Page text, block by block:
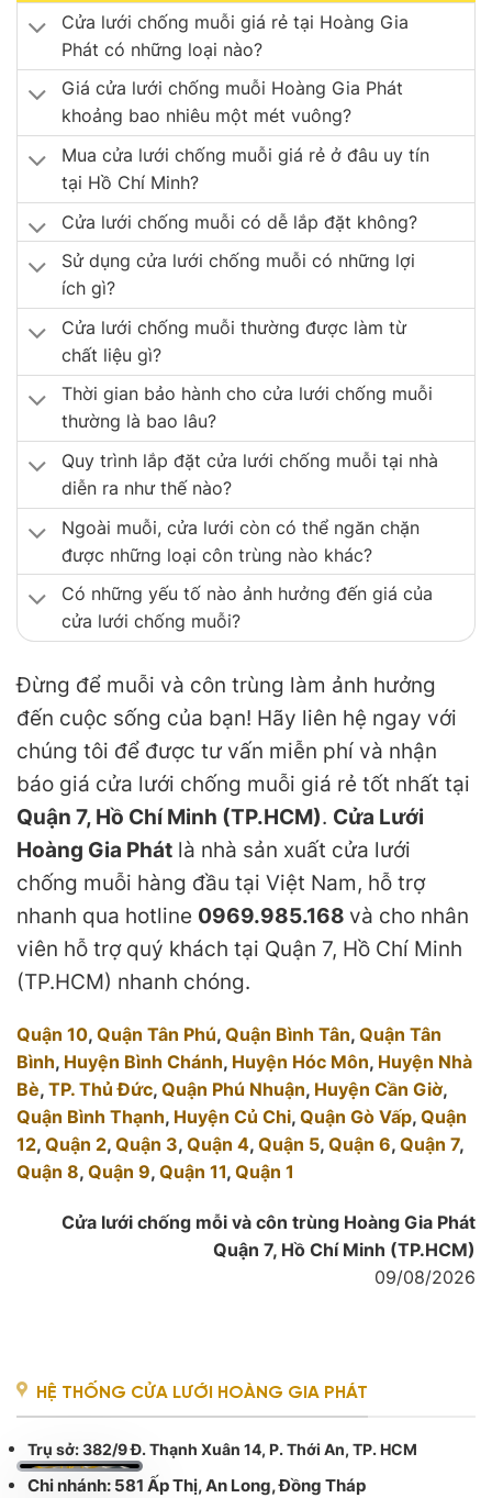
Cửa lưới chống muỗi giá rẻ tại Hoàng Gia
Phát có những loại nào?
Giá cửa lưới chống muỗi Hoàng Gia Phát
khoảng bao nhiêu một mét vuông?
Mua cửa lưới chống muỗi giá rẻ ở đâu uy tín
tại Hồ Chí Minh?
Cửa lưới chống muỗi có dễ lắp đặt không?
Sử dụng cửa lưới chống muỗi có những lợi
ích gì?
Cửa lưới chống muỗi thường được làm từ
chất liệu gì?
Thời gian bảo hành cho cửa lưới chống muỗi
thường là bao lâu?
Quy trình lắp đặt cửa lưới chống muỗi tại nhà
diễn ra như thế nào?
Ngoài muỗi, cửa lưới còn có thể ngăn chặn
được những loại côn trùng nào khác?
Có những yếu tố nào ảnh hưởng đến giá của
cửa lưới chống muỗi?
Đừng để muỗi và côn trùng làm ảnh hưởng
đến cuộc sống của bạn! Hãy liên hệ ngay với
chúng tôi để được tư vấn miễn phí và nhận
báo giá cửa lưới chống muỗi giá rẻ tốt nhất tại
Quận 7, Hồ Chí Minh (TP.HCM). Cửa Lưới
Hoàng Gia Phát là nhà sản xuất cửa lưới
chống muỗi hàng đầu tại Việt Nam, hỗ trợ
nhanh qua hotline 0969.985.168 và cho nhân
viên hỗ trợ quý khách tại Quận 7, Hồ Chí Minh
(TP.HCM) nhanh chóng.
Quận 10, Quận Tân Phú, Quận Bình Tân, Quận Tân
Bình, Huyện Bình Chánh, Huyện Hóc Môn, Huyện Nhà
Bè, TP. Thủ Đức, Quận Phú Nhuận, Huyện Cần Giờ,
Quận Bình Thạnh, Huyện Củ Chi, Quận Gò Vấp, Quận
12, Quận 2, Quận 3, Quận 4, Quận 5, Quận 6, Quận 7,
Quận 8, Quận 9, Quận 11, Quận 1
Cửa lưới chống mỗi và côn trùng Hoàng Gia Phát
Quận 7, Hồ Chí Minh (TP.HCM)
09/08/2026
HỆ THỐNG CỬA LƯỚI HOÀNG GIA PHÁT
Trụ sở: 382/9 Đ. Thạnh Xuân 14, P. Thới An, TP. HCM
Chi nhánh: 581 Ấp Thị, An Long, Đồng Tháp